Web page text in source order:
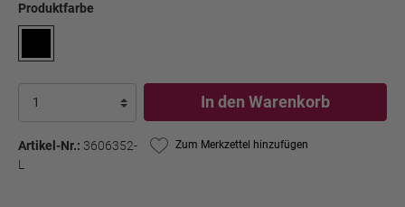
Produktfarbe
In den Warenkorb
Artikel-Nr.: 3606352-
L
Zum Merkzettel hinzufügen